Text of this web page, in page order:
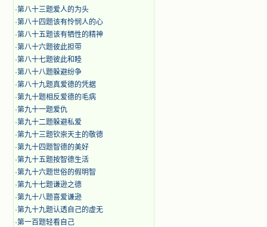
·第八十三题爱人的为头
·第八十四题该有怜悯人的心
·第八十五题该有牺性的精神
·第八十六题彼此担带
·第八十七题彼此和睦
·第八十八题躲避纷争
·第八十九题真爱德的凭据
·第九十题相反爱德的毛病
·第九十一题爱仇
·第九十二题躲避私爱
·第九十三题钦崇天主的敬德
·第九十四题智德的美好
·第九十五题按智德生活
·第九十六题世俗的假明智
·第九十七题谦逊之德
·第九十八题喜爱谦逊
·第九十九题认透自己的虚无
·第一百题轻看自己